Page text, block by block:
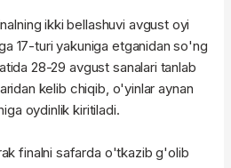
ikki bellashuvi avgust oyi
17-turi yakuniga etganidan so'ng
28-29 avgust sanalari tanlab
kelib chiqib, o'yinlar aynan
oydinlik kiritiladi.
finalni safarda o'tkazib g'olib